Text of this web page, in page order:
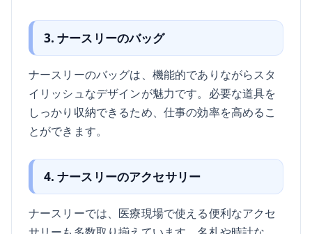
3. ナースリーのバッグ
ナースリーのバッグは、機能的でありながらスタ
イリッシュなデザインが魅力です。必要な道具を
しっかり収納できるため、仕事の効率を高めるこ
とができます。
4. ナースリーのアクセサリー
ナースリーでは、医療現場で使える便利なアクセ